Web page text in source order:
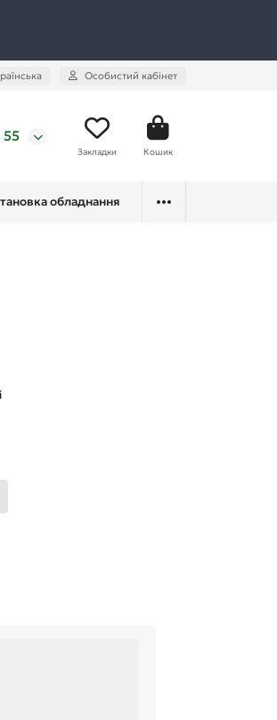
Особистий кабінет
55
Закладки Кошик
обладнання